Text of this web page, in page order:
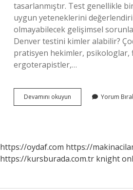
tasarlanmıştır. Test genellikle
uygun yeteneklerini
olmayabilecek gelişimsel
Denver testini kimler alabilir?
pratisyen hekimler, psikologlar,
ergoterapistler,…
Devamını okuyun
Testinde
Yorum
https://oydaf.com https://
https://kursburada.com.tr knight